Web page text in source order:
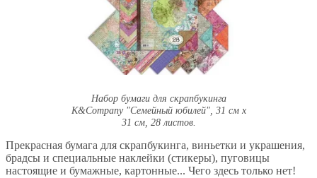
Набор бумаги для скрапбукинга
K&Company "Семейный юбилей", 31 см х
31 см, 28 листов.
Прекрасная бумага для скрапбукинга, виньетки и украшения,
брадсы и специальные наклейки (стикеры), пуговицы
настоящие и бумажные, картонные... Чего здесь только нет!